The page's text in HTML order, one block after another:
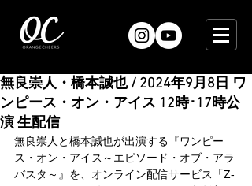
無良崇人・橋本誠也 / 2024年9月8日 ワ
ンピース・オン・アイス 12時･17時公
演 生配信
無良崇人と橋本誠也が出演する『ワンピー
ス・オン・アイス～エピソード・オブ・アラ
バスタ～』を、オンライン配信サービス「Z-